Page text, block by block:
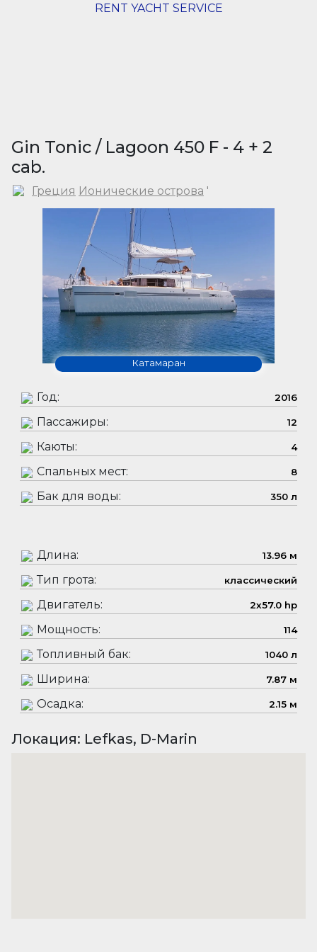
RENT YACHT SERVICE
Gin Tonic / Lagoon 450 F - 4 + 2
cab.
Греция Ионические острова '
Катамаран
Год: 2016
Пассажиры: 12
Каюты: 4
Спальных мест: 8
Бак для воды: 350 л
Длина: 13.96 м
Тип грота: классический
Двигатель: 2x57.0 hp
Мощность: 114
Топливный бак: 1040 л
Ширина: 7.87 м
Осадка: 2.15 м
Локация: Lefkas, D-Marin